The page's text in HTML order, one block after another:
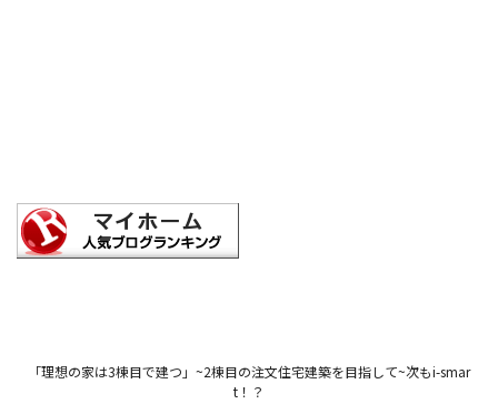
「理想の家は3棟目で建つ」~2棟目の注文住宅建築を目指して~次もi-smar
t！？